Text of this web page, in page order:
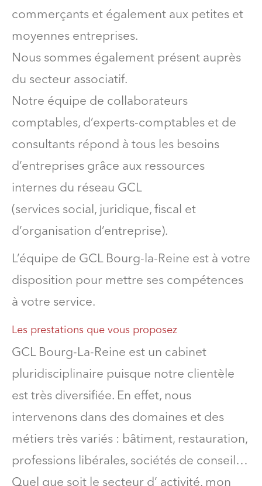
commerçants et également aux petites et
moyennes entreprises.
Nous sommes également présent auprès
du secteur associatif.
Notre équipe de collaborateurs
comptables, d’experts-comptables et de
consultants répond à tous les besoins
d’entreprises grâce aux ressources
internes du réseau GCL
(services social, juridique, fiscal et
d’organisation d’entreprise).
L’équipe de GCL Bourg-la-Reine est à votre
disposition pour mettre ses compétences
à votre service.
Les prestations que vous proposez
GCL Bourg-La-Reine est un cabinet
pluridisciplinaire puisque notre clientèle
est très diversifiée. En effet, nous
intervenons dans des domaines et des
métiers très variés : bâtiment, restauration,
professions libérales, sociétés de conseil…
Quel que soit le secteur d’ activité, mon